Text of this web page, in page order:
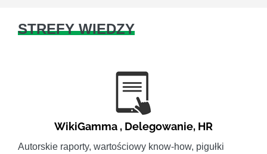
STREFY WIEDZY
WikiGamma , Delegowanie, HR
Autorskie raporty, wartościowy know-how, pigułki